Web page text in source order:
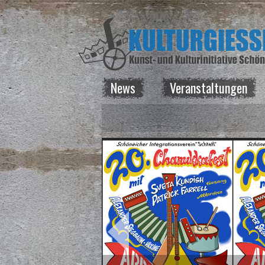
News Veranstaltungen
News
Veranstaltungen
Kurse
Vermietung
Über uns
Spenden